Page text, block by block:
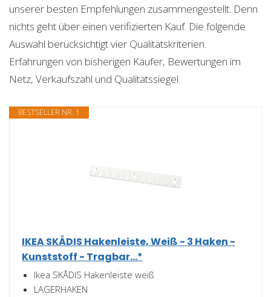
unserer besten Empfehlungen zusammengestellt. Denn
nichts geht über einen verifizierten Kauf. Die folgende
Auswahl berücksichtigt vier Qualitätskriterien.
Erfahrungen von bisherigen Käufer, Bewertungen im
Netz, Verkaufszahl und Qualitätssiegel.
BESTSELLER NR. 1
IKEA SKÅDIS Hakenleiste, Weiß - 3 Haken -
Kunststoff - Tragbar...*
Ikea SKÅDIS Hakenleiste weiß
LAGERHAKEN